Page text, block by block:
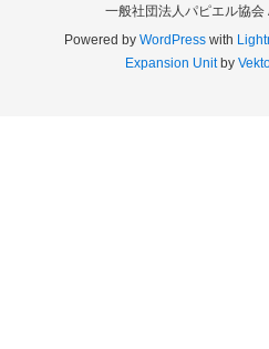
一般社団法人パピエル協
Powered by WordPresswith
Expansion Unitby